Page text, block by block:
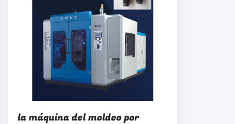
la máquina del moldeo por